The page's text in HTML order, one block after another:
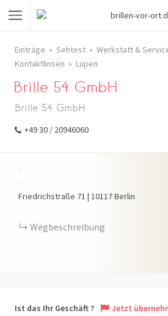
Einträge Sehtest Werkstatt &
Kontaktlinsen
Lupen
Brille 54 GmbH
Brille 54 GmbH
+49 30 / 20946060
Friedrichstraße 71 | 10117Berlin
Wegbeschreibung
Ist das Ihr Geschäft ? Jetzt